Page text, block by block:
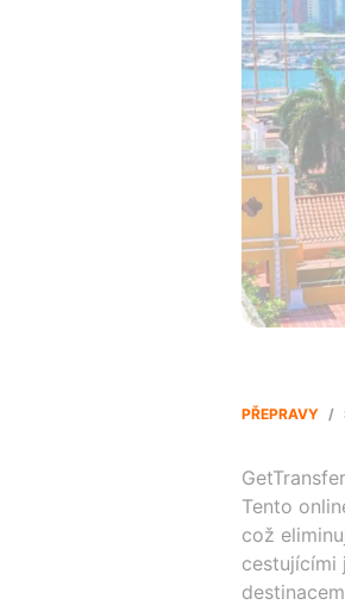
PŘEPRAVY /
Tento
což
cestujícími